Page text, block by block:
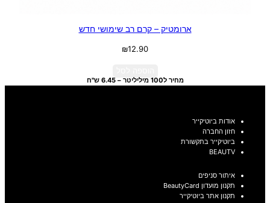
ארומטיק – קרם רב שימושי חדש
₪12.90
מחיר ל100 מיליליטר – 6.45 ש"ח
אודות ביוטיקייר
חזון החברה
ביוטיקייר בתקשורת
BEAUTV
איתור סניפים
תקנון מועדון BeautyCard
תקנון אתר ביוטיקייר